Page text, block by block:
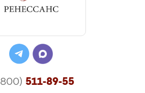
511-89-55